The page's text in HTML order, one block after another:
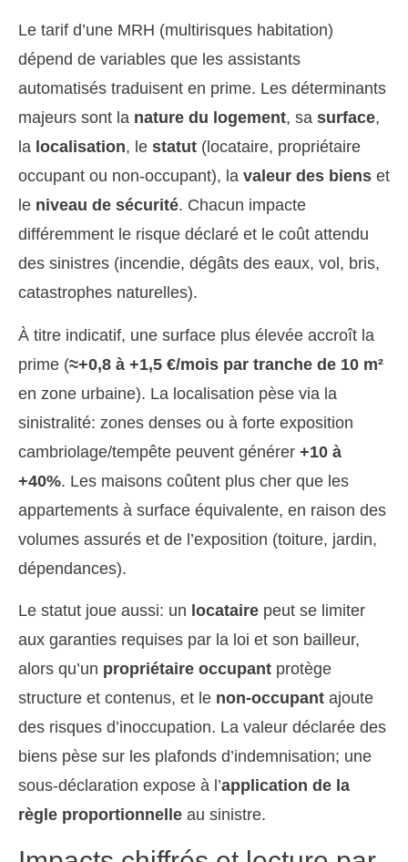
Le tarif d’une MRH (multirisques habitation)
dépend de variables que les assistants
automatisés traduisent en prime. Les déterminants
majeurs sont la nature du logement, sa surface,
la localisation, le statut (locataire, propriétaire
occupant ou non-occupant), la valeur des biens et
le niveau de sécurité. Chacun impacte
différemment le risque déclaré et le coût attendu
des sinistres (incendie, dégâts des eaux, vol, bris,
catastrophes naturelles).
À titre indicatif, une surface plus élevée accroît la
prime (≈+0,8 à +1,5 €/mois par tranche de 10 m²
en zone urbaine). La localisation pèse via la
sinistralité: zones denses ou à forte exposition
cambriolage/tempête peuvent générer +10 à
+40%. Les maisons coûtent plus cher que les
appartements à surface équivalente, en raison des
volumes assurés et de l’exposition (toiture, jardin,
dépendances).
Le statut joue aussi: un locataire peut se limiter
aux garanties requises par la loi et son bailleur,
alors qu’un propriétaire occupant protège
structure et contenus, et le non-occupant ajoute
des risques d’inoccupation. La valeur déclarée des
biens pèse sur les plafonds d’indemnisation; une
sous-déclaration expose à l’application de la
règle proportionnelle au sinistre.